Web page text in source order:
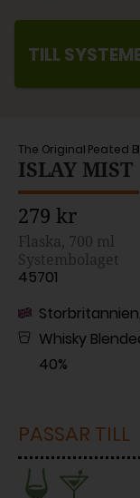
The Original Peated
ISLAY MIST
279 kr
Flaska, 700 ml
Systembolaget
45701
Whisky
40%
PASSAR TILL
TILL